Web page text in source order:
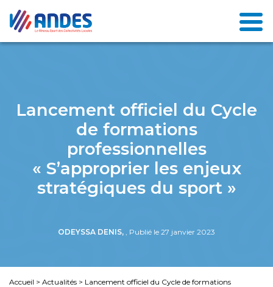
Lancement officiel du Cycle
de formations
professionnelles
« S’approprier les enjeux
stratégiques du sport »
ODEYSSA DENIS, , Publié le 27 janvier 2023
Accueil > Actualités > Lancement officiel du Cycle de formations